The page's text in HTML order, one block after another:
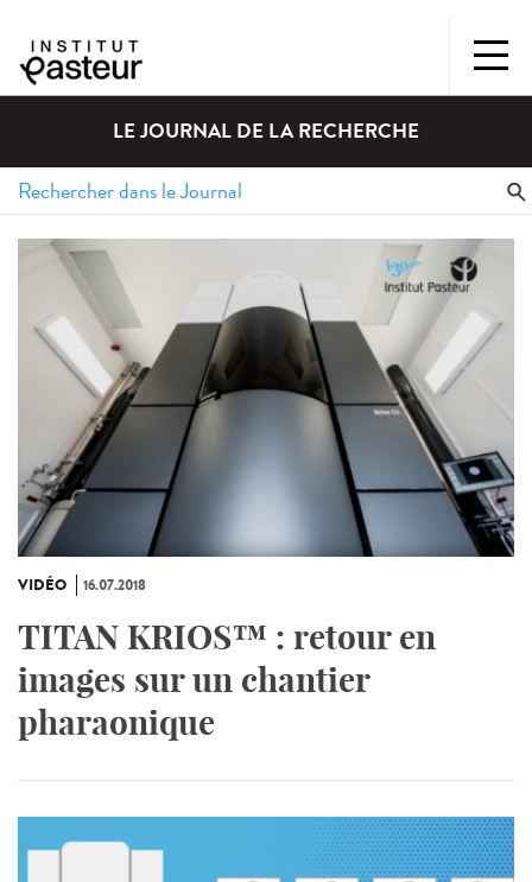
LE JOURNAL DE LA RECHERCHE
VIDÉO 16.07.2018
TITAN KRIOS™ : retour en
images sur un chantier
pharaonique